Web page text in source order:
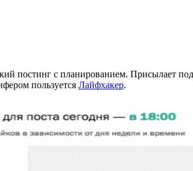
постинг с планированием. Присылает
пользуется Лайфхакер.